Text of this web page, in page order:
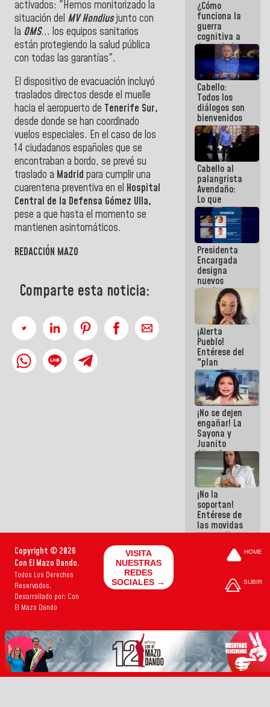
activados: "Hemos monitorizado la
situación del MV Hondiusjunto con
la OMS... los equipos sanitarios
están protegiendo la salud pública
con todas las garantías".
El dispositivo de evacuación incluyó
traslados directos desde el muelle
hacia el aeropuerto de Tenerife Sur,
desde donde se han coordinado
vuelos especiales. En el caso de los
14 ciudadanos españoles que se
encontraban a bordo, se prevé su
traslado a Madrid para cumplir una
cuarentena preventiva en el Hospital
Central de la Defensa Gómez Ulla,
pese a que hasta el momento se
mantienen asintomáticos.
REDACCIÓN MAZO
Comparte esta noticia:
energético
¿Cómo
funciona la
guerra
cognitiva a
favor de la
narrativa
hegemónica?
(1)
Cabello:
Todos los
diálogos son
bienvenidos
siempre que
estén en el
marco de la
Constitución
de la
República
Cabello al
palangrista
Avendaño:
Lo que
vayas a
escribir
hazlo hoy
por que no
sabemos si
la semana
que viene
hay
programa
Presidenta
Encargada
designa
nuevos
titulares en
Viceministerio
de Energía
Eléctrica y
CORPOELEC
¡Alerta
Pueblo!
Entérese del
"plan
enjambre"
de La Sayo
para
sabotear el
diálogo y
promover el
caos
¡No se dejen
engañar! La
Sayona y
Juanito
Alimaña son
harina del
mismo
costal
¡No la
soportan!
Entérese de
las movidas
que realizan
cómplices
sacudírsela
Copyright © 2026
Con El Mazo Dando.
Todos Los Derechos
Reservados.
Desarrollado por: Con
El Mazo Dando
VISITA
NUESTRAS
REDES
SOCIALES →
HOME
SUBIR